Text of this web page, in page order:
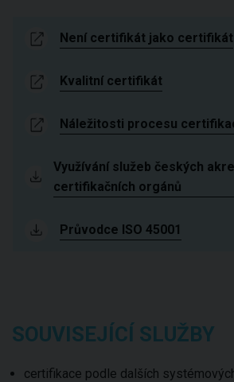
Není certifikát jako certifikát
Kvalitní certifikát
Náležitosti procesu
Využívání služeb českých
certifikačních orgánů
Průvodce ISO 45001
SOUVISEJÍCÍ SLUŽBY
certifikace podle dalších